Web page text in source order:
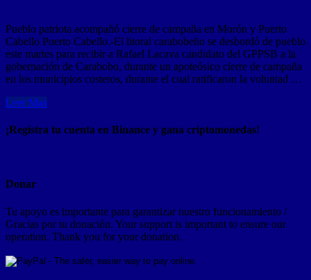
Pueblo patriota acompañó cierre de campaña en Morón y Puerto
Cabello Puerto Cabello.-El litoral carabobeño se desbordó de pueblo
este martes para recibir a Rafael Lacava candidato del GPPSB a la
gobernación de Carabobo, durante un apoteósico cierre de campaña
en los municipios costeros, durante el cual ratificaron la voluntad …
Leer Mas
¡Registra tu cuenta en Binance y gana criptomonedas!
Donar
Tu apoyo es importante para garantizar nuestro funcionamiento /
Gracias por tu donación. Your support is important to ensure our
operation. Thank you for your donation.